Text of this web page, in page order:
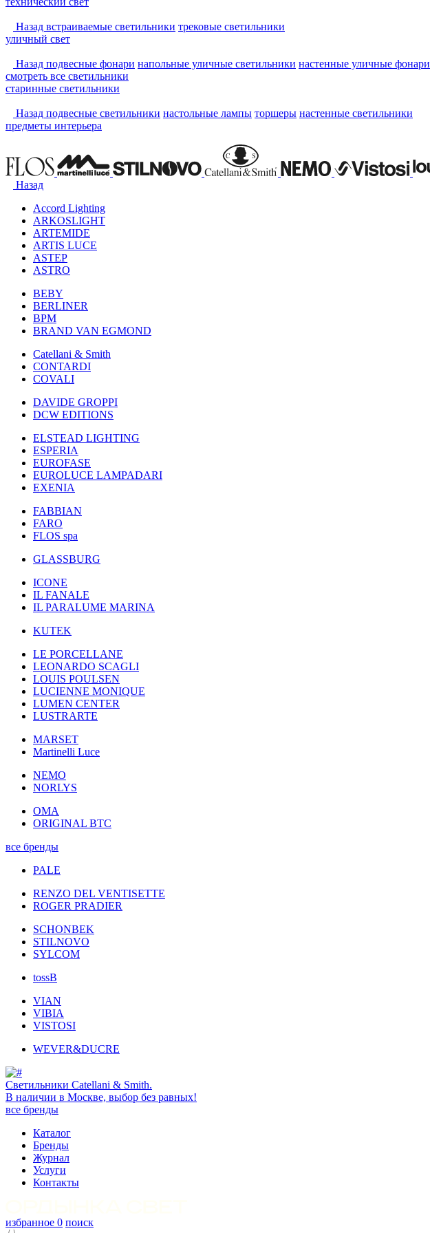
Назад встраиваемые светильники трековые светильники
уличный свет
Назад подвесные фонари напольные уличные светильники настенные уличные фонари
смотреть все светильники
старинные светильники
Назад подвесные светильники настольные лампы торшеры настенные светильники
предметы интерьера
Назад
Accord Lighting
ARKOSLIGHT
ARTEMIDE
ARTIS LUCE
ASTEP
ASTRO
BEBY
BERLINER
BPM
BRAND VAN EGMOND
Catellani & Smith
CONTARDI
COVALI
DAVIDE GROPPI
DCW EDITIONS
ELSTEAD LIGHTING
ESPERIA
EUROFASE
EUROLUCE LAMPADARI
EXENIA
FABBIAN
FARO
FLOS spa
GLASSBURG
ICONE
IL FANALE
IL PARALUME MARINA
KUTEK
LE PORCELLANE
LEONARDO SCAGLI
LOUIS POULSEN
LUCIENNE MONIQUE
LUMEN CENTER
LUSTRARTE
MARSET
Martinelli Luce
NEMO
NORLYS
OMA
ORIGINAL BTC
все бренды
PALE
RENZO DEL VENTISETTE
ROGER PRADIER
SCHONBEK
STILNOVO
SYLCOM
tossB
VIAN
VIBIA
VISTOSI
WEVER&DUCRE
Светильники Catellani & Smith.
В наличии в Москве, выбор без равных!
все бренды
Каталог
Бренды
Журнал
Услуги
Контакты
избранное 0 поиск